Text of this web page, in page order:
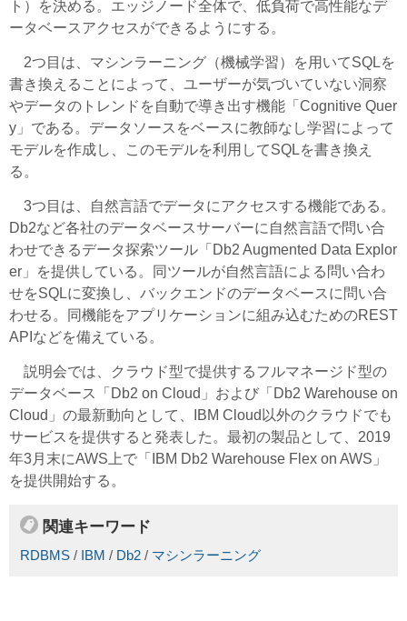
ト）を決める。エッジノード全体で、低負荷で高性能なデ
ータベースアクセスができるようにする。
2つ目は、マシンラーニング（機械学習）を用いてSQLを
書き換えることによって、ユーザーが気づいていない洞察
やデータのトレンドを自動で導き出す機能「Cognitive Quer
y」である。データソースをベースに教師なし学習によって
モデルを作成し、このモデルを利用してSQLを書き換え
る。
3つ目は、自然言語でデータにアクセスする機能である。
Db2など各社のデータベースサーバーに自然言語で問い合
わせできるデータ探索ツール「Db2 Augmented Data Explor
er」を提供している。同ツールが自然言語による問い合わ
せをSQLに変換し、バックエンドのデータベースに問い合
わせる。同機能をアプリケーションに組み込むためのREST
APIなどを備えている。
説明会では、クラウド型で提供するフルマネージド型の
データベース「Db2 on Cloud」および「Db2 Warehouse on
Cloud」の最新動向として、IBM Cloud以外のクラウドでも
サービスを提供すると発表した。最初の製品として、2019
年3月末にAWS上で「IBM Db2 Warehouse Flex on AWS」
を提供開始する。
関連キーワード
RDBMS / IBM / Db2 / マシンラーニング